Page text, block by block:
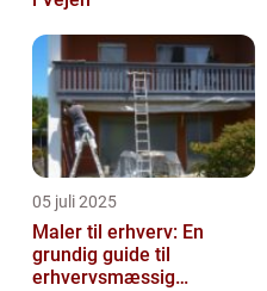
05 juli 2025
Maler til erhverv: En
grundig guide til
erhvervsmæssig